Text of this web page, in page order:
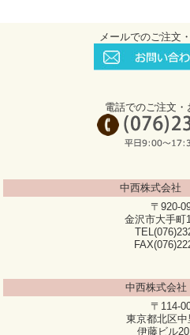
メールでのご注文
電話でのご注文
中西株式会社
〒920-
金沢市大手町
中西株式会
〒114-
東京都北区中
伊藤ビル